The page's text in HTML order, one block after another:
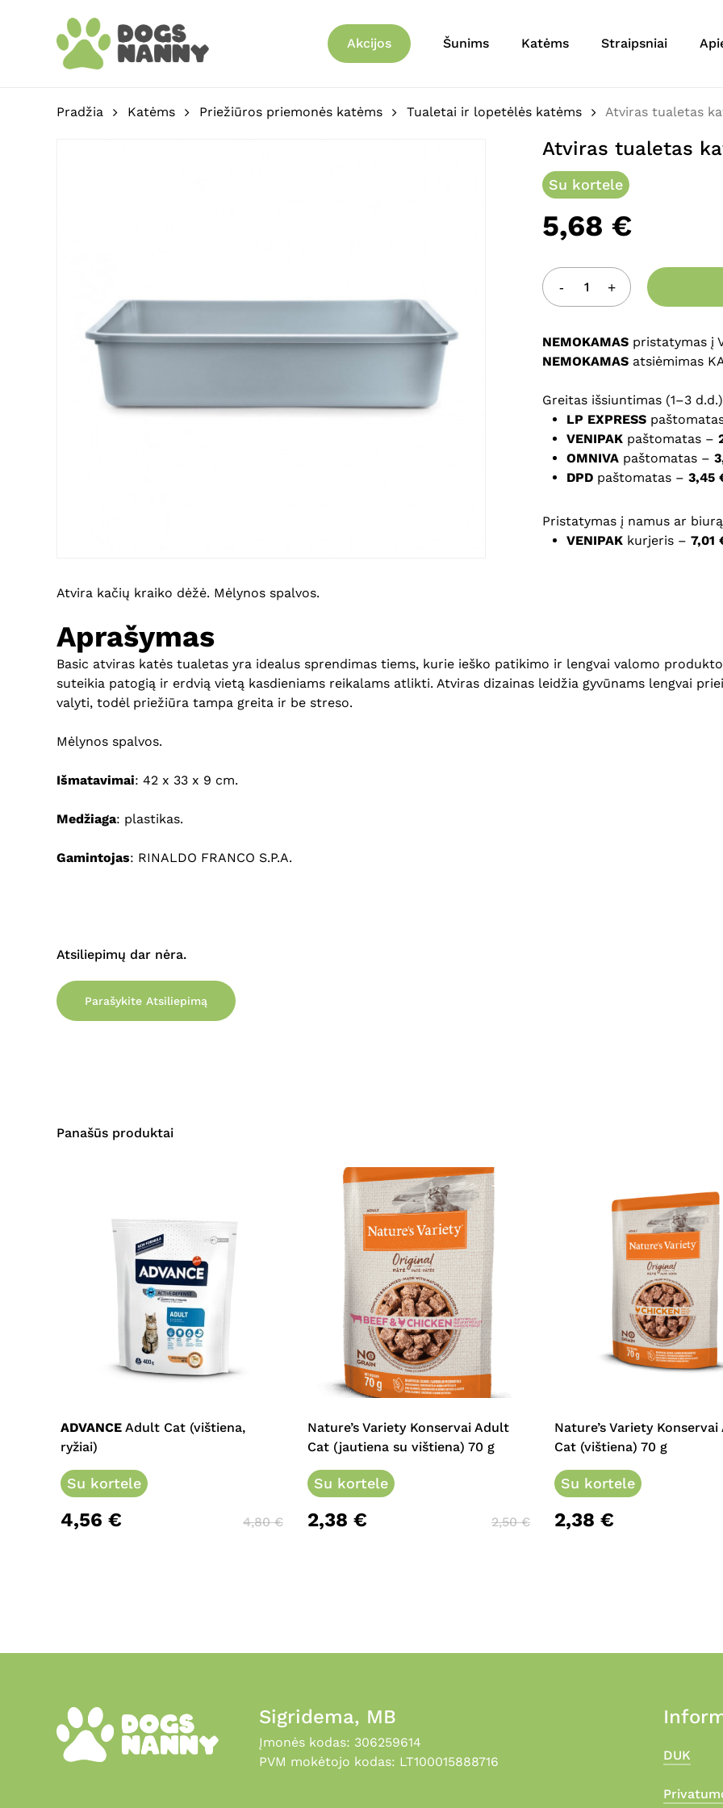
Akcijos Šunims Katėms Straipsniai
Pradžia Katėms Priežiūros priemonės katėms Tualetai ir lopetėlės katėms Atviras tualetas
Atviras tualetas
Su kortele
5,68 €
NEMOKAMAS pristatymas į
NEMOKAMAS atsiėmimas
Greitas išsiuntimas (1–3
LP EXPRESS
VENIPAK paštomatas –
OMNIVA paštomatas –
DPD paštomatas – 3,45
Pristatymas į namus ar
VENIPAK kurjeris – 7,01
Atvira kačių kraiko dėžė. Mėlynos spalvos.
Aprašymas
Basic atviras katės tualetas yra idealus sprendimas tiems, kurie ieško patikimo ir lengvai valomo
suteikia patogią ir erdvią vietą kasdieniams reikalams atlikti. Atviras dizainas leidžia gyvūnams lengvai
valyti, todėl priežiūra tampa greita ir be streso.
Mėlynos spalvos.
Išmatavimai: 42 x 33 x 9 cm.
Medžiaga: plastikas.
Gamintojas: RINALDO FRANCO S.P.A.
Atsiliepimų dar nėra.
Parašykite Atsiliepimą
Panašūs produktai
multiple
variants.
options
may
be
ADVANCE Adult Cat (vištiena,
ryžiai)
Su kortele
4,56 € 4,80€
Nature’s Variety Konservai Adult
Cat (jautiena su vištiena) 70 g
Su kortele
2,38 € 2,50€
Nature’s Variety
Cat (vištiena) 70 g
Su kortele
2,38 €
Sigridema, MB
Įmonės kodas: 306259614
PVM mokėtojo kodas: LT100015888716
DUK
Būkite pirmas aprašęs
Jūsų įvertinimas*
Jūsų atsiliepimas*
puslapį, kad jų
komentarą.